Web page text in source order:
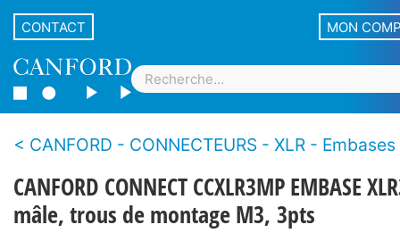
CONTACT MON
CANFORD - CONNECTEURS - XLR - Embases pour
CANFORD CONNECT CCXLR3MP EMBASE
mâle, trous de montage M3, 3pts